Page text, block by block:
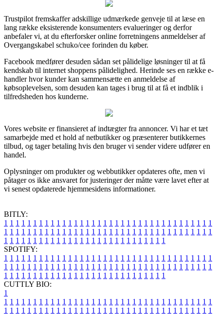
Trustpilot fremskaffer adskillige udmærkede genveje til at læse en
lang række eksisterende konsumenters evalueringer og derfor
anbefaler vi, at du efterforsker online forretningens anmeldelser af
Overgangskabel schuko/cee forinden du køber.
Facebook medfører desuden sådan set pålidelige løsninger til at få
kendskab til internet shoppens pålidelighed. Herinde ses en række e-
handler hvor kunder kan sammensætte en anmeldelse af
købsoplevelsen, som desuden kan tages i brug til at få et indblik i
tilfredsheden hos kunderne.
Vores website er finansieret af indtægter fra annoncer. Vi har et tæt
samarbejde med et hold af netbutikker og præsenterer butikkernes
tilbud, og tager betaling hvis den bruger vi sender videre udfører en
handel.
Oplysninger om produkter og webbutikker opdateres ofte, men vi
påtager os ikke ansvaret for justeringer der måtte være lavet efter at
vi senest opdaterede hjemmesidens informationer.
BITLY:
1 1 1 1 1 1 1 1 1 1 1 1 1 1 1 1 1 1 1 1 1 1 1 1 1 1 1 1 1 1 1 1 1 1 1 1
1 1 1 1 1 1 1 1 1 1 1 1 1 1 1 1 1 1 1 1 1 1 1 1 1 1 1 1 1 1 1 1 1 1 1 1
1 1 1 1 1 1 1 1 1 1 1 1 1 1 1 1 1 1 1 1 1 1 1 1 1 1 1 1
SPOTIFY:
1 1 1 1 1 1 1 1 1 1 1 1 1 1 1 1 1 1 1 1 1 1 1 1 1 1 1 1 1 1 1 1 1 1 1 1
1 1 1 1 1 1 1 1 1 1 1 1 1 1 1 1 1 1 1 1 1 1 1 1 1 1 1 1 1 1 1 1 1 1 1 1
1 1 1 1 1 1 1 1 1 1 1 1 1 1 1 1 1 1 1 1 1 1 1 1 1 1 1 1
CUTTLY BIO:
1
1 1 1 1 1 1 1 1 1 1 1 1 1 1 1 1 1 1 1 1 1 1 1 1 1 1 1 1 1 1 1 1 1 1 1 1
1 1 1 1 1 1 1 1 1 1 1 1 1 1 1 1 1 1 1 1 1 1 1 1 1 1 1 1 1 1 1 1 1 1 1 1